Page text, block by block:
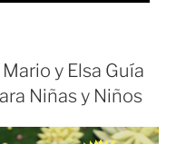
y Elsa Guía
Niñas y Niños